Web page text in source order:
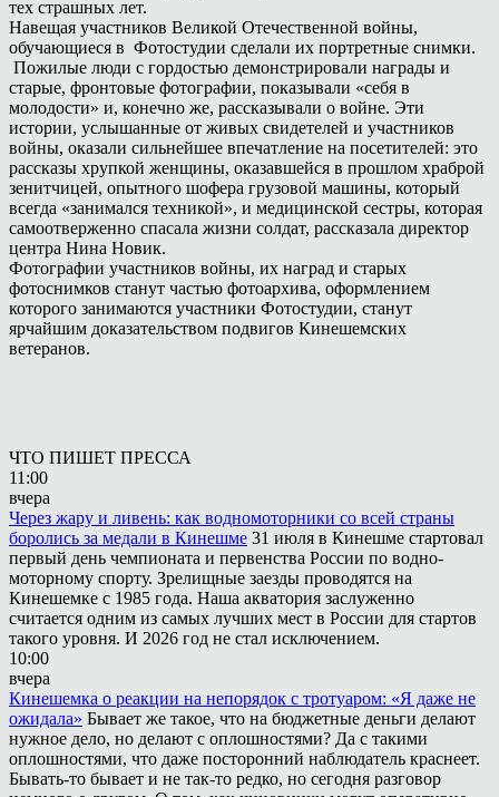
тех страшных лет.
Навещая участников Великой Отечественной войны,
обучающиеся в Фотостудии сделали их портретные снимки.
Пожилые люди с гордостью демонстрировали награды и
старые, фронтовые фотографии, показывали «себя в
молодости» и, конечно же, рассказывали о войне. Эти
истории, услышанные от живых свидетелей и участников
войны, оказали сильнейшее впечатление на посетителей: это
рассказы хрупкой женщины, оказавшейся в прошлом храброй
зенитчицей, опытного шофера грузовой машины, который
всегда «занимался техникой», и медицинской сестры, которая
самоотверженно спасала жизни солдат, рассказала директор
центра Нина Новик.
Фотографии участников войны, их наград и старых
фотоснимков станут частью фотоархива, оформлением
которого занимаются участники Фотостудии, станут
ярчайшим доказательством подвигов Кинешемских
ветеранов.
ЧТО ПИШЕТ ПРЕССА
11:00
вчера
Через жару и ливень: как водномоторники со всей страны
боролись за медали в Кинешме 31 июля в Кинешме стартовал
первый день чемпионата и первенства России по водно-
моторному спорту. Зрелищные заезды проводятся на
Кинешемке с 1985 года. Наша акватория заслуженно
считается одним из самых лучших мест в России для стартов
такого уровня. И 2026 год не стал исключением.
10:00
вчера
Кинешемка о реакции на непорядок с тротуаром: «Я даже не
ожидала» Бывает же такое, что на бюджетные деньги делают
нужное дело, но делают с оплошностями? Да с такими
оплошностями, что даже посторонний наблюдатель краснеет.
Бывать-то бывает и не так-то редко, но сегодня разговор